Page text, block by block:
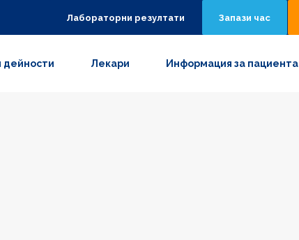
Лабораторни резултати Запази час
дейности Лекари Информация за пациента